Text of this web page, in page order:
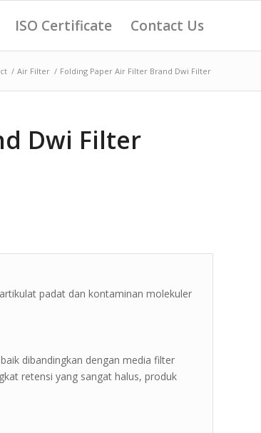
ISO Certificate Contact Us
/ Air Filter / Folding Paper Air Filter Brand Dwi Filter
Dwi Filter
padat dan kontaminan molekuler
dibandingkan dengan media filter
retensi yang sangat halus, produk